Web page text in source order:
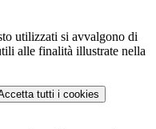
utilizzati si avvalgono di
alle finalità illustrate nella
tutti i cookies